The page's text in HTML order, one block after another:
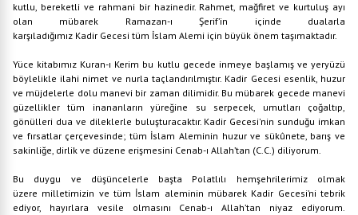
kutlu, bereketli ve rahmani bir hazinedir. Rahmet, mağfiret ve kurtuluş ayı
olan mübarek Ramazan-ı Şerif’in içinde dualarla
karşıladığımız Kadir Gecesi tüm İslam Alemi için büyük önem taşımaktadır.
Yüce kitabımız Kuran-ı Kerim bu kutlu gecede inmeye başlamış ve yeryüzü
böylelikle ilahi nimet ve nurla taçlandırılmıştır. Kadir Gecesi esenlik, huzur
ve müjdelerle dolu manevi bir zaman dilimidir. Bu mübarek gecede manevi
güzellikler tüm inananların yüreğine su serpecek, umutları çoğaltıp,
gönülleri dua ve dileklerle buluşturacaktır. Kadir Gecesi'nin sunduğu imkan
ve fırsatlar çerçevesinde; tüm İslam Aleminin huzur ve sükûnete, barış ve
sakinliğe, dirlik ve düzene erişmesini Cenab-ı Allah’tan (C.C.) diliyorum.
Bu duygu ve düşüncelerle başta Polatlılı hemşehrilerimiz olmak
üzere milletimizin ve tüm İslam aleminin mübarek Kadir Gecesi’ni tebrik
ediyor, hayırlara vesile olmasını Cenab-ı Allah’tan niyaz ediyorum.